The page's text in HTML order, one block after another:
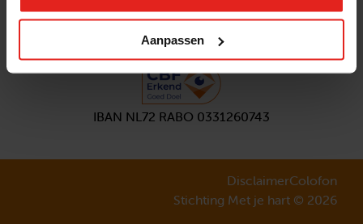
Aanpassen
IBAN NL72 RABO 0331260743
DisclaimerColofon
Stichting Met je hart © 2026